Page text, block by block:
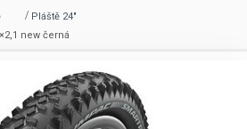
Pláště 24"
new černá